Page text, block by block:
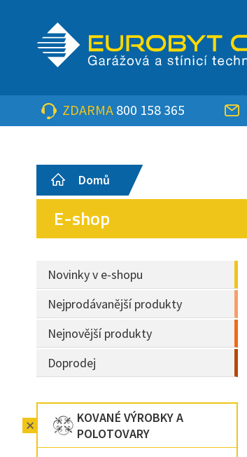
ZDARMA 800 158 365
Domů
E-shop
Novinky v e-shopu
Nejprodávanější produkty
Nejnovější produkty
Doprodej
KOVANÉ VÝROBKY A
POLOTOVARY